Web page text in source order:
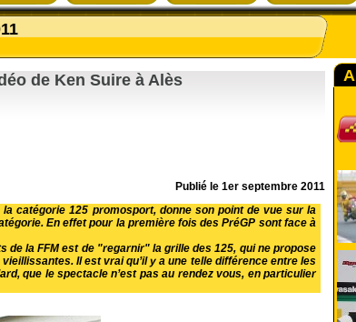
de Ken Suire à Alès
Publié le 1er septembre 2011
catégorie 125 promosport, donne son point de vue sur la
En effet pour la première fois des PréGP sont face à
de la FFM est de "regarnir" la grille des 125, qui ne propose
Il est vrai qu’il y a une telle différence entre les
que le spectacle n’est pas au rendez vous, en particulier